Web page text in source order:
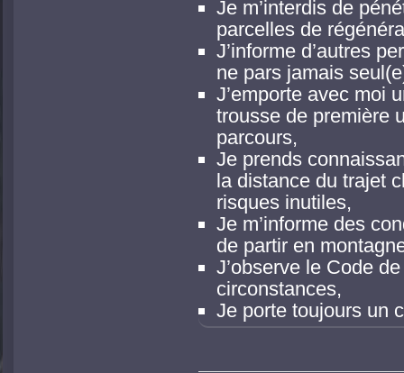
Je m’interdis de
parcelles de
J’informe d’autres
ne pars jamais
J’emporte avec moi
trousse de première
parcours,
Je prends
la distance du trajet
risques inutiles,
Je m’informe des
de partir en
J’observe le Code
circonstances,
Je porte toujours un